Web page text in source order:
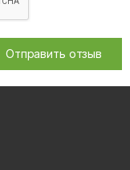
Отправить отзыв